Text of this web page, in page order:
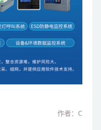
作者：C